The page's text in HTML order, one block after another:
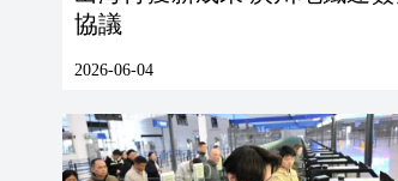
協議
2026-06-04